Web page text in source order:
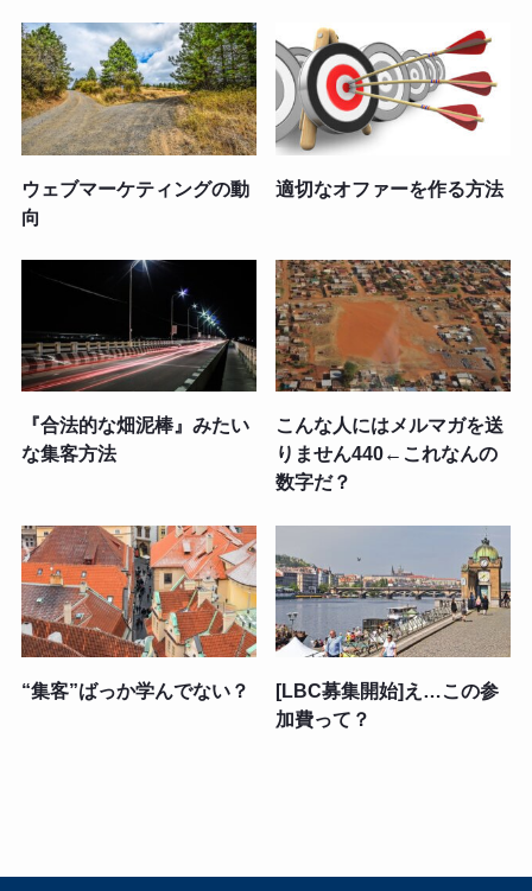
ウェブマーケティングの動
向
適切なオファーを作る方法
『合法的な畑泥棒』みたい
な集客方法
こんな人にはメルマガを送
りません440←これなんの
数字だ？
“集客”ばっか学んでない？
[LBC募集開始]え…この参
加費って？